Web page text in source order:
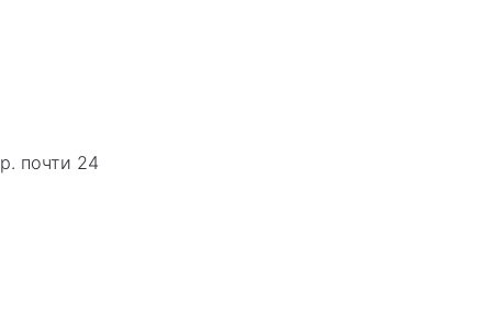
почти 24